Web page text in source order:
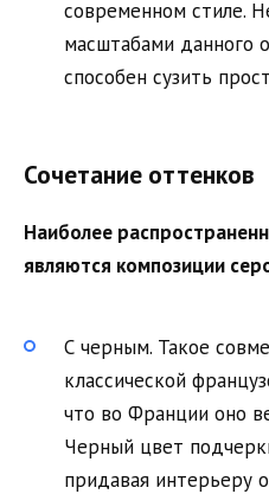
современном стиле.
масштабами данного
способен сузить
Сочетание оттенков
Наиболее
являются композиции
С черным. Такое
классической
что во Франции оно
Черный цвет
придавая интерьеру